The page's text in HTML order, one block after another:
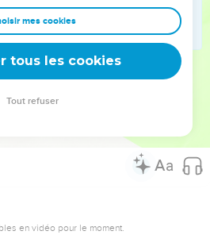
2000, avec autorisation. Pour vous procurer
en vidéo pour le moment.
mes cookies
tous les cookies
Tout refuser